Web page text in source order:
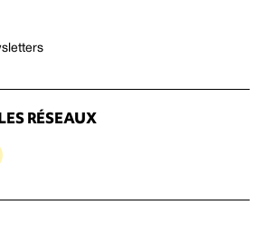
RÉSEAUX